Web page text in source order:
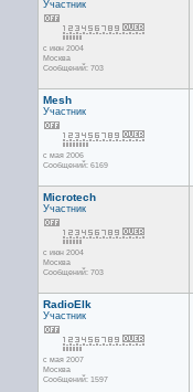
Участник
с июн 2004
Москва
Сообщений: 703
Mesh
Участник
с мая 2006
Сообщений: 6169
Microtech
Участник
с июн 2004
Москва
Сообщений: 703
RadioElk
Участник
с мая 2007
Москва
Сообщений: 1597